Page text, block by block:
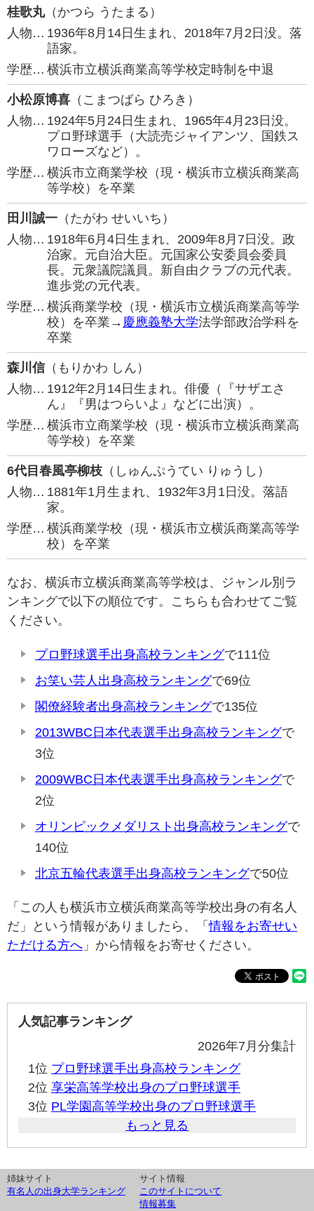
桂歌丸（かつら うたまる）
人物… 1936年8月14日生まれ、2018年7月2日没。落
語家。
学歴… 横浜市立横浜商業高等学校定時制を中退
小松原博喜 （こまつばら ひろき）
人物… 1924年5月24日生まれ、1965年4月23日没。
プロ野球選手（大読売ジャイアンツ、国鉄ス
ワローズなど）。
学歴… 横浜市立商業学校（現・横浜市立横浜商業高
等学校）を卒業
田川誠一 （たがわ せいいち）
人物… 1918年6月4日生まれ、2009年8月7日没。政
治家。元自治大臣。元国家公安委員会委員
長。元衆議院議員。新自由クラブの元代表。
進歩党の元代表。
学歴… 横浜商業学校（現・横浜市立横浜商業高等学
校）を卒業→ 慶應義塾大学法学部政治学科を
卒業
森川信（もりかわ しん）
人物… 1912年2月14日生まれ。俳優（『サザエさ
ん』『男はつらいよ』などに出演）。
学歴… 横浜市立商業学校（現・横浜市立横浜商業高
等学校）を卒業
6代目春風亭柳枝 （しゅんぷうてい りゅうし）
人物… 1881年1月生まれ、1932年3月1日没。落語
家。
学歴… 横浜商業学校（現・横浜市立横浜商業高等学
校）を卒業
なお、横浜市立横浜商業高等学校は、ジャンル別ラ
ンキングで以下の順位です。こちらも合わせてご覧
ください。
プロ野球選手出身高校ランキングで111位
お笑い芸人出身高校ランキングで69位
閣僚経験者出身高校ランキングで135位
2013WBC日本代表選手出身高校ランキングで
3位
2009WBC日本代表選手出身高校ランキングで
2位
オリンピックメダリスト出身高校ランキングで
140位
北京五輪代表選手出身高校ランキングで50位
「この人も横浜市立横浜商業高等学校出身の有名人
だ」という情報がありましたら、「情報をお寄せい
ただける方へ 」から情報をお寄せください。
人気記事ランキング
2026年7月分集計
1位 プロ野球選手出身高校ランキング
2位 享栄高等学校出身のプロ野球選手
3位 PL学園高等学校出身のプロ野球選手
もっと見る
姉妹サイト
有名人の出身大学ランキング
サイト情報
このサイトについて
情報募集